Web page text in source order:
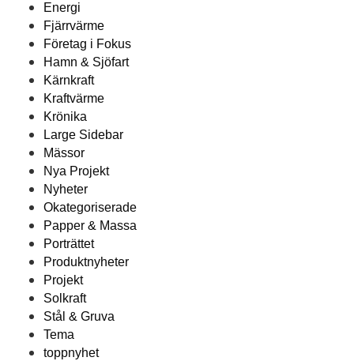
Energi
Fjärrvärme
Företag i Fokus
Hamn & Sjöfart
Kärnkraft
Kraftvärme
Krönika
Large Sidebar
Mässor
Nya Projekt
Nyheter
Okategoriserade
Papper & Massa
Porträttet
Produktnyheter
Projekt
Solkraft
Stål & Gruva
Tema
toppnyhet